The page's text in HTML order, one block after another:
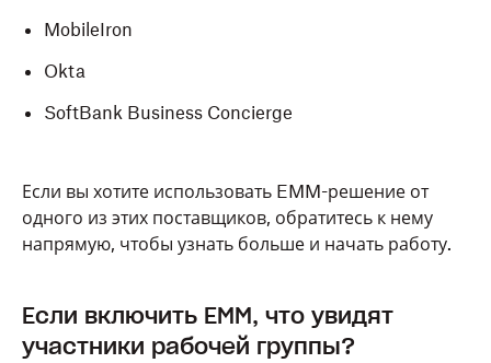
MobileIron
Okta
SoftBank Business Concierge
Если вы хотите использовать EMM-решение от
одного из этих поставщиков, обратитесь к нему
напрямую, чтобы узнать больше и начать работу.
Если включить EMM, что увидят
участники рабочей группы?